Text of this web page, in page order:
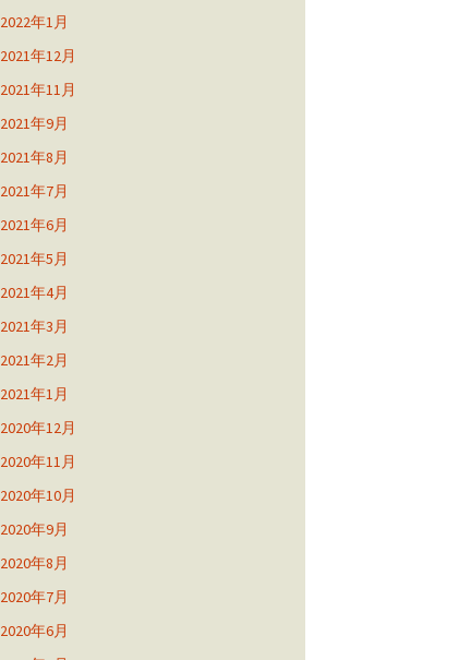
2022年1月
2021年12月
2021年11月
2021年9月
2021年8月
2021年7月
2021年6月
2021年5月
2021年4月
2021年3月
2021年2月
2021年1月
2020年12月
2020年11月
2020年10月
2020年9月
2020年8月
2020年7月
2020年6月